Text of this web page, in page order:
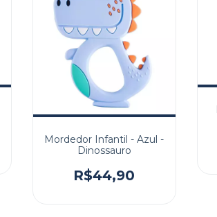
Mordedor Infantil - Azul -
Dinossauro
R$44,90